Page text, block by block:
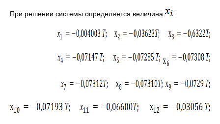
При решении системы определяется величина :